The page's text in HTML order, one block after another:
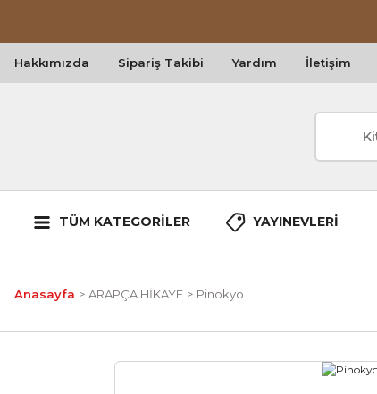
Hakkımızda Sipariş Takibi Yardım İletişim
TÜM KATEGORİLER YAYINEVLERİ
Anasayfa ARAPÇA HİKAYE Pinokyo